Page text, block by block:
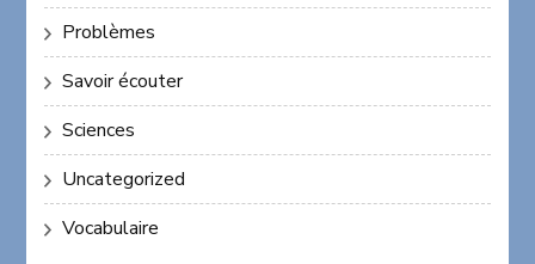
Problèmes
Savoir écouter
Sciences
Uncategorized
Vocabulaire